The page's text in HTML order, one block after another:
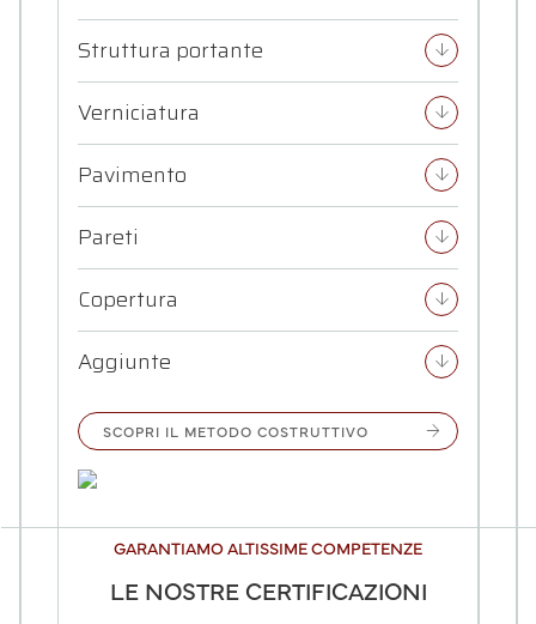
Struttura portante arrow_downward
Verniciatura arrow_downward
Pavimento arrow_downward
Pareti arrow_downward
Copertura arrow_downward
Aggiunte arrow_downward
SCOPRI IL METODO COSTRUTTIVO arrow_forward
GARANTIAMO ALTISSIME COMPETENZE
LE NOSTRE CERTIFICAZIONI